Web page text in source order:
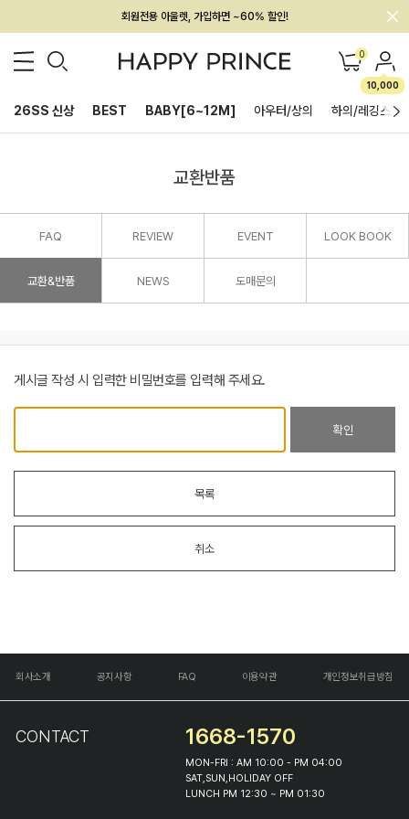
회원전용 아울렛, 가입하면 ~60% 할인!
멤버십 최대 28,000원 혜택 0
10,000
26SS 신상 BEST BABY[6~12M] 아우터/상의 하의/레깅스
교환반품
FAQ REVIEW EVENT LOOK BOOK
교환&반품 NEWS 도매문의
게시글 작성 시 입력한 비밀번호를 입력해 주세요.
확인
목록
취소
회사소개 공지사항 FAQ 이용약관 개인정보취급방침
CONTACT 1668-1570
MON-FRI : AM 10:00 - PM 04:00
SAT,SUN,HOLIDAY OFF
LUNCH PM 12:30 ~ PM 01:30